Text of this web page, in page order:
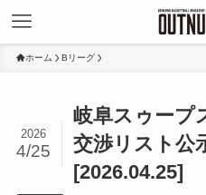
ホーム Bリーグ
岐阜スゥープ
交渉リスト公
[2026.04.25]
2026
4/25